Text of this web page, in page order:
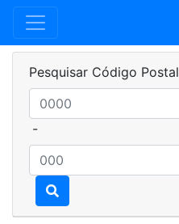
Pesquisar Código Postal
-